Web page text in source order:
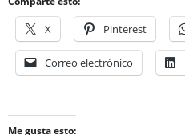
X Pinterest
Correo electrónico
Me gusta esto: